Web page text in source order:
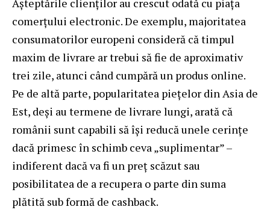
comerțului electronic. De exemplu, majoritatea
consumatorilor europeni consideră că timpul
maxim de livrare ar trebui să fie de aproximativ
trei zile, atunci când cumpără un produs online.
Pe de altă parte, popularitatea piețelor din Asia de
Est, deși au termene de livrare lungi, arată că
românii sunt capabili să își reducă unele cerințe
dacă primesc în schimb ceva „suplimentar” –
indiferent dacă va fi un preț scăzut sau
posibilitatea de a recupera o parte din suma
plătită sub formă de cashback.